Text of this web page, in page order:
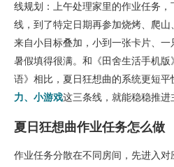
线规划：上午处理家里的作业任务
线，到了特定日期再参加烧烤、爬
来自小目标叠加，小到一张卡片、
暑假填得很满。和《田舍生活手机
语》相比，夏日狂想曲的系统更短平
力、小游戏这三条线，就能稳稳推进
夏日狂想曲作业任务怎么做
作业任务分散在不同房间，先进入